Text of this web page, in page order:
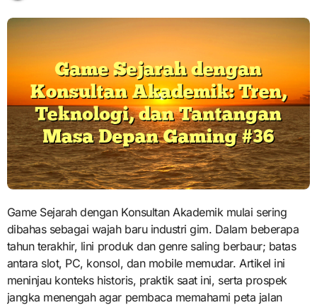
Game Sejarah dengan Konsultan Akademik mulai sering
dibahas sebagai wajah baru industri gim. Dalam beberapa
tahun terakhir, lini produk dan genre saling berbaur; batas
antara slot, PC, konsol, dan mobile memudar. Artikel ini
meninjau konteks historis, praktik saat ini, serta prospek
jangka menengah agar pembaca memahami peta jalan